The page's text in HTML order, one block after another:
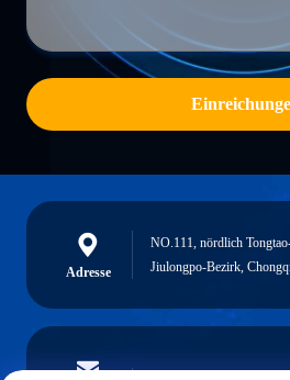
Adresse
NO.111, nördlich
Jiulongpo-Bezirk,